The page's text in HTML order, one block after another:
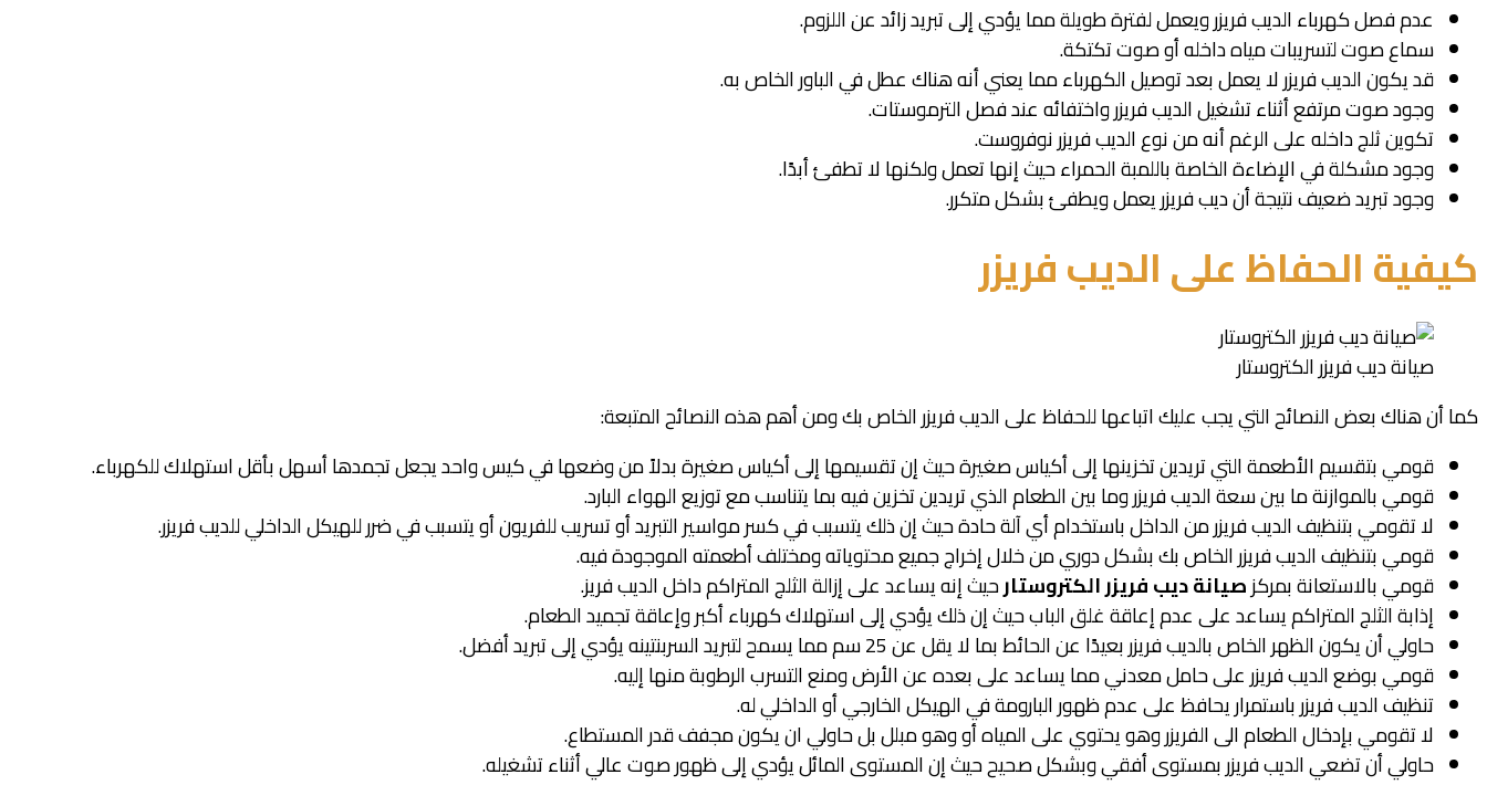
عدم فصل كهرباء الديب فريزر ويعمل لفترة طويلة مما يؤدي إلى تبريد زائد عن اللزوم.
سماع صوت لتسريبات مياه داخله أو صوت تكتكة.
قد يكون الديب فريزر لا يعمل بعد توصيل الكهرباء مما يعني أنه هناك عطل في الباور الخاص به.
وجود صوت مرتفع أثناء تشغيل الديب فريزر واختفائه عند فصل الترموستات.
تكوين ثلج داخله على الرغم أنه من نوع الديب فريزر نوفروست.
وجود مشكلة في الإضاءة الخاصة باللمبة الحمراء حيث إنها تعمل ولكنها لا تطفئ أبدًا.
وجود تبريد ضعيف نتيجة أن ديب فريزر يعمل ويطفئ بشكل متكرر.
كيفية الحفاظ على الديب فريزر
صيانة ديب فريزر الكتروستار
كما أن هناك بعض النصائح التي يجب عليك اتباعها للحفاظ على الديب فريزر الخاص بك ومن أهم هذه النصائح المتبعة:
قومي بتقسيم الأطعمة التي تريدين تخزينها إلى أكياس صغيرة حيث إن تقسيمها إلى أكياس صغيرة بدلاً من وضعها في كيس واحد يجعل تجمدها أسهل بأقل استهلاك للكهرباء.
قومي بالموازنة ما بين سعة الديب فريزر وما بين الطعام الذي تريدين تخزين فيه بما يتناسب مع توزيع الهواء البارد.
لا تقومي بتنظيف الديب فريزر من الداخل باستخدام أي آلة حادة حيث إن ذلك يتسبب في كسر مواسير التبريد أو تسريب للفريون أو يتسبب في ضرر للهيكل الداخلي للديب فريزر.
قومي بتنظيف الديب فريزر الخاص بك بشكل دوري من خلال إخراج جميع محتوياته ومختلف أطعمته الموجودة فيه.
قومي بالاستعانة بمركزصيانة ديب فريزر الكتروستارحيث إنه يساعد على إزالة الثلج المتراكم داخل الديب فريز.
إذابة الثلج المتراكم يساعد على عدم إعاقة غلق الباب حيث إن ذلك يؤدي إلى استهلاك كهرباء أكبر وإعاقة تجميد الطعام.
حاولي أن يكون الظهر الخاص بالديب فريزر بعيدًا عن الحائط بما لا يقل عن 25 سم مما يسمح لتبريد السربنتينه يؤدي إلى تبريد أفضل.
قومي بوضع الديب فريزر على حامل معدني مما يساعد على بعده عن الأرض ومنع التسرب الرطوبة منها إليه.
تنظيف الديب فريزر باستمرار يحافظ على عدم ظهور البارومة في الهيكل الخارجي أو الداخلي له.
لا تقومي بإدخال الطعام الى الفريزر وهو يحتوي على المياه أو وهو مبلل بل حاولي ان يكون مجفف قدر المستطاع.
حاولي أن تضعي الديب فريزر بمستوى أفقي وبشكل صحيح حيث إن المستوى المائل يؤدي إلى ظهور صوت عالي أثناء تشغيله.